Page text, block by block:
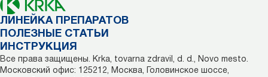
ЛИНЕЙКА ПРЕПАРАТОВ
ПОЛЕЗНЫЕ СТАТЬИ
ИНСТРУКЦИЯ
Все права защищены. Krka, tovarna zdravil, d. d., Novo mesto.
Московский офис: 125212, Москва, Головинское шоссе,